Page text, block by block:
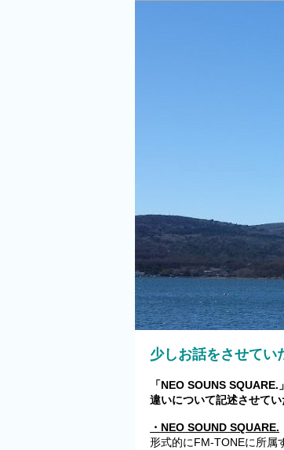
少しお話をさせて
「NEO SOUNS
違いについて記述させてい
・NEO SOUND SQUARE.
形式的にFM-TONEに所属